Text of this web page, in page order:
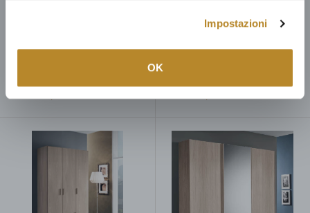
Impostazioni
OK